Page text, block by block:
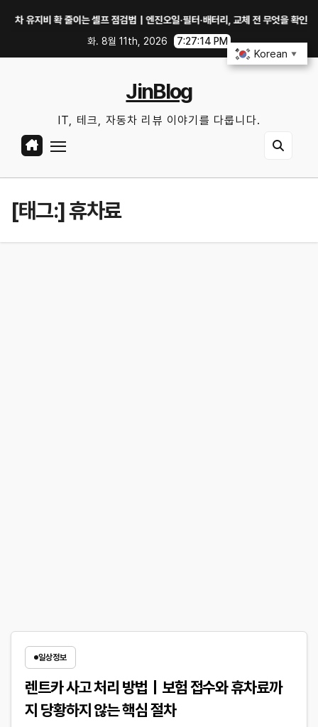
지비 확 줄이는 셀프 점검법｜엔진오일·필터·배터리, 교체 전 무엇을 확인할까?
화. 8월 11th, 2026
7:27:14 PM
JinBlog
IT, 테크, 자동차 리뷰 이야기를 다룹니다.
[태그:]휴차료
일상정보
렌트카 사고 처리 방법｜보험 접수와 휴차료까
지 당황하지 않는 핵심 절차
Korean ▼